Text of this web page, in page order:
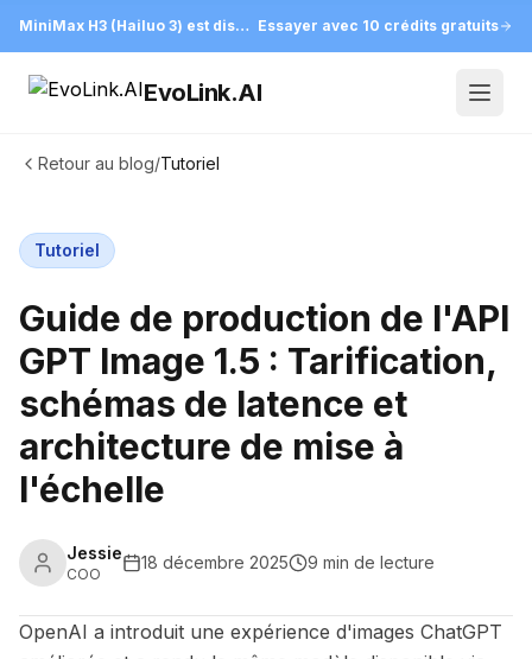
MiniMax H3 (Hailuo 3) est disponible sur EvoLink Essayer avec 10 crédits gratuits
EvoLink.AI
Retour au blog/Tutoriel
Tutoriel
Guide de production de l'API
GPT Image 1.5 : Tarification,
schémas de latence et
architecture de mise à
l'échelle
Jessie
COO
18 décembre 2025 9 min de lecture
OpenAI a introduit une expérience d'images ChatGPT